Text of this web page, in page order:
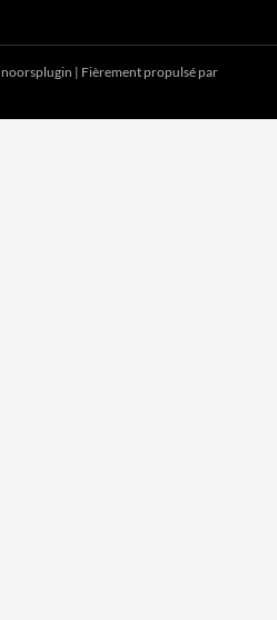
noorsplugin | Fièrement propulsé par